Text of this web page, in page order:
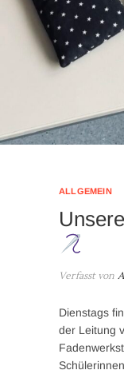
ALLGEMEIN
Verfasst von
Dienstags
der Leitung